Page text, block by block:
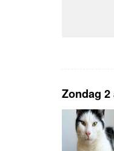
Zondag